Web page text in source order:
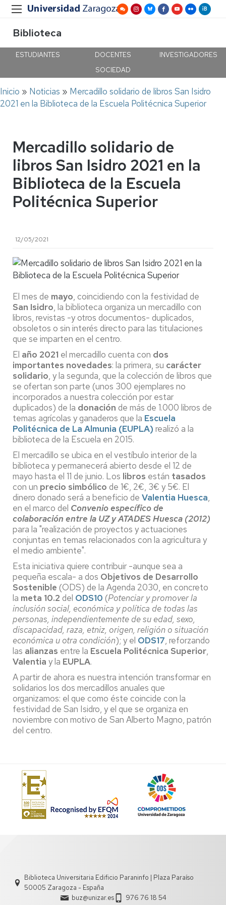
Biblioteca
ESTUDIANTES DOCENTES
INVESTIGADORES
SOCIEDAD
Ruta
de
Inicio Noticias
Mercadillo solidario de libros San Isidro
2021 en la Biblioteca de la Escuela Politécnica Superior
Mercadillo solidario de
libros San Isidro 2021 en la
Biblioteca de la Escuela
Politécnica Superior
12/05/2021
El mes de mayo, coincidiendo con la festividad de
San Isidro, la biblioteca organiza un mercadillo con
libros, revistas -y otros documentos- duplicados,
obsoletos o sin interés directo para las titulaciones
que se imparten en el centro.
El año 2021 el mercadillo cuenta con dos
importantes novedades: la primera, su carácter
solidario, y la segunda, que la colección de libros que
se ofertan son parte (unos 300 ejemplares no
incorporados a nuestra colección por estar
duplicados) de la donación de más de 1.000 libros de
temas agrícolas y ganaderos que la Escuela
Politécnica de La Almunia (EUPLA) realizó a la
biblioteca de la Escuela en 2015.
El mercadillo se ubica en el vestíbulo interior de la
biblioteca y permanecerá abierto desde el 12 de
mayo hasta el 11 de junio. Los libros están tasados
con un precio simbólico de 1€, 2€, 3€ y 5€. El
dinero donado será a beneficio de Valentia Huesca,
en el marco del Convenio específico de
colaboración entre la UZ y ATADES Huesca (2012)
para la "realización de proyectos y actuaciones
conjuntas en temas relacionados con la agricultura y
el medio ambiente".
Esta iniciativa quiere contribuir -aunque sea a
pequeña escala- a dos Objetivos de Desarrollo
Sostenible (ODS) de la Agenda 2030, en concreto
la meta 10.2 del ODS10 (Potenciar y promover la
inclusión social, económica y política de todas las
personas, independientemente de su edad, sexo,
discapacidad, raza, etniz, origen, religión o situación
económica u otra condición); y el ODS17, reforzando
las alianzas entre la Escuela Politécnica Superior,
Valentia y la EUPLA.
A partir de ahora es nuestra intención transformar en
solidarios los dos mercadillos anuales que
organizamos: el que como éste coincide con la
festividad de San Isidro, y el que se organiza en
noviembre con motivo de San Alberto Magno, patrón
del centro.
Biblioteca Universitaria Edificio Paraninfo | Plaza Paraíso
50005 Zaragoza - España
buz@unizar.es
976 76 18 54